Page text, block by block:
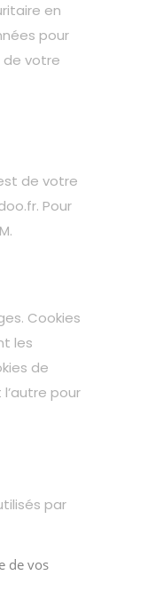
en
pour
de votre
de votre
Pour
Cookies
les
de
pour
par